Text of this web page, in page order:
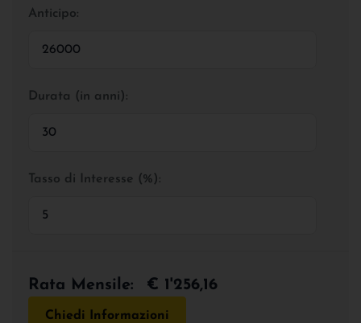
Anticipo:
Durata (in anni):
Tasso di Interesse (%):
Rata Mensile: € 1'256,16
Chiedi Informazioni